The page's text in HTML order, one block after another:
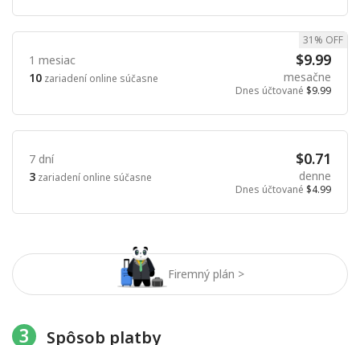
Firemný plán >
1 mesiac
10 zariadení online súčasne
$9.99
mesačne
Dnes účtované $9.99
31% OFF
7 dní
3 zariadení online súčasne
$0.71
denne
Dnes účtované $4.99
3 Spôsob platby